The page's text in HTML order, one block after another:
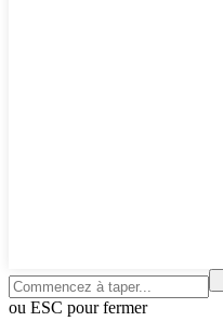
ou ESC pour fermer